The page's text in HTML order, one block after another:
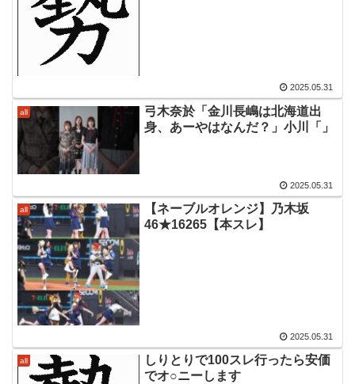
2025.05.31
all
弓木奈於「金川長嶋は北海道出
身、あーやはなんだ？」小川「」
2025.05.31
all
【ネーブルオレンジ】乃木坂
46★16265【本スレ】
2025.05.31
all
しりとりで100スレ行ったら安価
でオ○ニーします